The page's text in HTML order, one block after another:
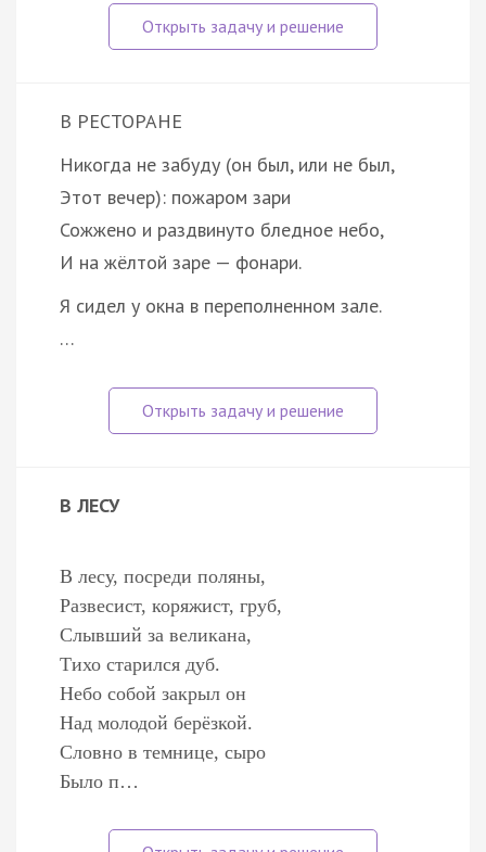
В РЕСТОРАНЕ
Никогда не забуду (он был, или не был,
Этот вечер): пожаром зари
Сожжено и раздвинуто бледное небо,
И на жёлтой заре — фонари.
Я сидел у окна в переполненном зале.
…
В ЛЕСУ
В лесу, посреди поляны,
Развесист, коряжист, груб,
Слывший за великана,
Тихо старился дуб.
Небо собой закрыл он
Над молодой берёзкой.
Словно в темнице, сыро
Было п…